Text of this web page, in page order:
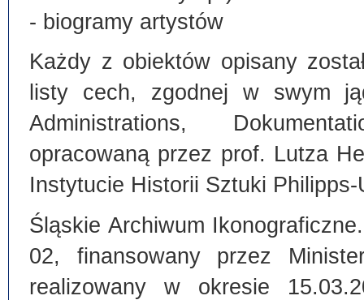
- biogramy artystów
Każdy z obiektów opisany
listy cech, zgodnej w swym
Administrations,
opracowaną przez prof. Lutza
Instytucie Historii Sztuki
Śląskie Archiwum
02, finansowany przez
realizowany w okresie